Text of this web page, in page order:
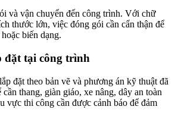
và vận chuyển đến công trình. Với chữ
thước lớn, việc đóng gói cần cẩn thận để
biến dạng.
đặt tại công trình
đặt theo bản vẽ và phương án kỹ thuật đã
thang, giàn giáo, xe nâng, dây an toàn
vực thi công cần được cảnh báo để đảm